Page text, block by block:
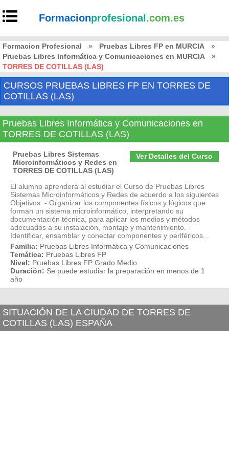
Formacionprofesional .com.es
Formacion Profesional » Pruebas Libres FP en MURCIA
»
Pruebas Libres Informática y Comunicaciones en MURCIA
»
TORRES DE COTILLAS (LAS)
CURSOS PRUEBAS LIBRES FP EN TORRES DE
COTILLAS (LAS)
Pruebas Libres Informática y Comunicaciones en
TORRES DE COTILLAS (LAS)
Ver Detalles del Curso
Pruebas Libres Sistemas
Microinformáticos y Redes en
TORRES DE COTILLAS (LAS)
El alumno aprenderá al estudiar el Curso de Pruebas Libres
Sistemas Microinformáticos y Redes de acuerdo a los siguientes
Objetivos: - Organizar los componentes físicos y lógicos que
forman un sistema microinformático, interpretando su
documentación técnica, para aplicar los medios y métodos
adecuados a su instalación, montaje y mantenimiento. -
Identificar, ensamblar y conectar componentes y periféricos...
Familia: Pruebas Libres Informática y Comunicaciones
Temática: Pruebas Libres FP
Nivel: Pruebas Libres FP Grado Medio
Duración: Se puede estudiar la preparación en menos de 1
año
SITUACIÓN DE LA CIUDAD DE TORRES DE
COTILLAS (LAS) ESPAÑA